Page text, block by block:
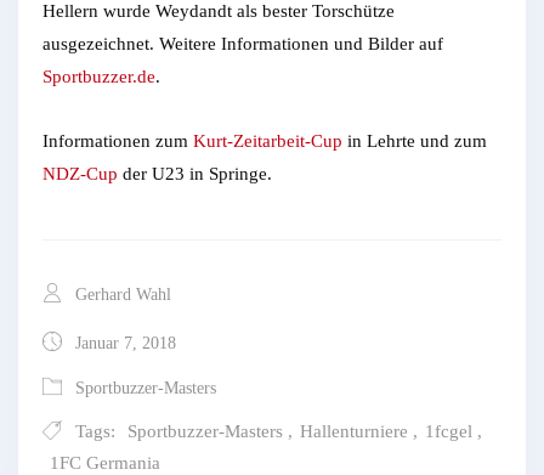
Hellern wurde Weydandt als bester Torschütze
ausgezeichnet. Weitere Informationen und Bilder auf
Sportbuzzer.de.
Informationen zum Kurt-Zeitarbeit-Cup in Lehrte und zum
NDZ-Cup der U23 in Springe.
Gerhard Wahl
Januar 7, 2018
Sportbuzzer-Masters
Tags: Sportbuzzer-Masters , Hallenturniere , 1fcgel ,
1FC Germania